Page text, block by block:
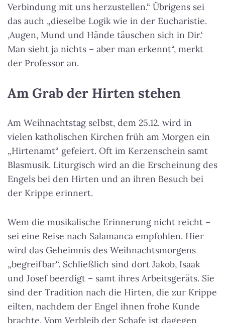
Verbindung mit uns herzustellen.“ Übrigens sei
das auch „dieselbe Logik wie in der Eucharistie.
‚Augen, Mund und Hände täuschen sich in Dir.‘
Man sieht ja nichts – aber man erkennt“, merkt
der Professor an.
Am Grab der Hirten stehen
Am Weihnachtstag selbst, dem 25.12. wird in
vielen katholischen Kirchen früh am Morgen ein
„Hirtenamt“ gefeiert. Oft im Kerzenschein samt
Blasmusik. Liturgisch wird an die Erscheinung des
Engels bei den Hirten und an ihren Besuch bei
der Krippe erinnert.
Wem die musikalische Erinnerung nicht reicht –
sei eine Reise nach Salamanca empfohlen. Hier
wird das Geheimnis des Weihnachtsmorgens
„begreifbar“. Schließlich sind dort Jakob, Isaak
und Josef beerdigt – samt ihres Arbeitsgeräts. Sie
sind der Tradition nach die Hirten, die zur Krippe
eilten, nachdem der Engel ihnen frohe Kunde
brachte. Vom Verbleib der Schafe ist dagegen